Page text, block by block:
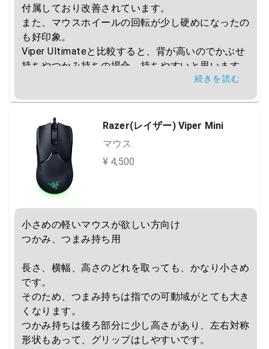
付属しており改善されています。
また、マウスホイールの回転が少し硬めになったの
も好印象。
Viper Ultimateと比較すると、背が高いのでかぶせ
持ちやつかみ持ちの場合、持ちやすいと思います。
こちらの方が、メインボタンの歯切れが良いので、
マイナスポイントとしては底面にプロファイル切り
替えボタンがなくなったこと、値段が高いことで
す。
また、手が小さい人だとつまみ持ちは少し背が高く
持ちづらい可能性があるのは注意です。
続きを読む
Razer(レイザー) Viper Mini
マウス
¥ 4,500
小さめの軽いマウスが欲しい方向け
つかみ、つまみ持ち用
長さ、横幅、高さのどれを取っても、かなり小さめ
です。
そのため、つまみ持ちは指での可動域がとても大き
くなります。
つかみ持ちは後ろ部分に少し高さがあり、左右対称
形状もあって、グリップはしやすいです。